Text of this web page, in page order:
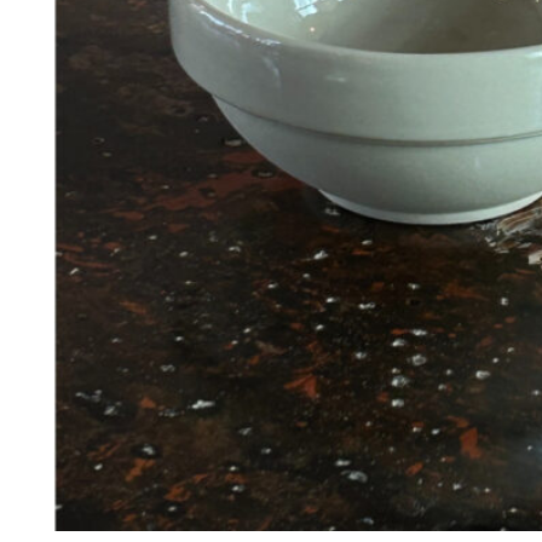
Tilføj til kurv
Se kurvKasse